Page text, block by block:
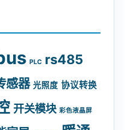
PLC rs485
感器 光照度 协议转换
开关模块 彩色液晶屏